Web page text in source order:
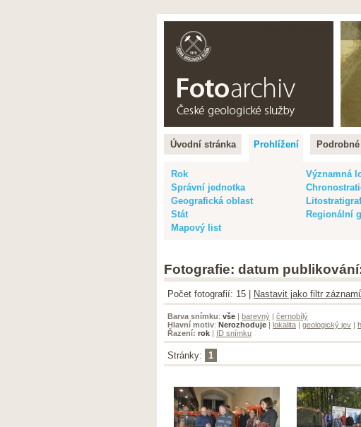
Úvodní stránka Prohlížení
Rok Významná
Správní jednotka
Geografická oblast
Stát
Regionální
Mapový list
Fotografie: datum
Počet fotografií: 15 | Nastavit jako filtr
Barva snímku: vše | barevný | černobílý
Hlavní motiv: Nerozhoduje | lokalita | geologický jev |
Řazení: rok | ID snímku
Stránky: 1